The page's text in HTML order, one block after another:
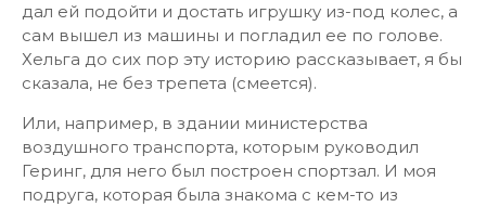
дал ей подойти и достать игрушку из-под колес, а
сам вышел из машины и погладил ее по голове.
Хельга до сих пор эту историю рассказывает, я бы
сказала, не без трепета (смеется).
Или, например, в здании министерства
воздушного транспорта, которым руководил
Геринг, для него был построен спортзал. И моя
подруга, которая была знакома с кем-то из